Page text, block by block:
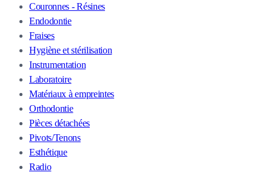
Couronnes - Résines
Endodontie
Fraises
Hygiène et stérilisation
Instrumentation
Laboratoire
Matériaux à empreintes
Orthodontie
Pièces détachées
Pivots/Tenons
Esthétique
Radio